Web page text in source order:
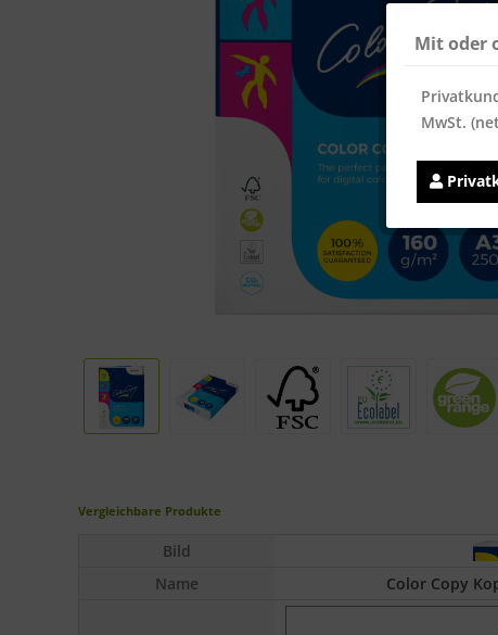
Vergleichbare Produkte
Bild
Name
Color Copy
Mit oder
MwSt.